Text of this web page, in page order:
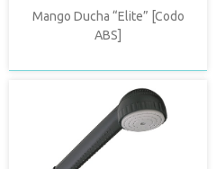
Mango Ducha “Elite” [Codo
ABS]